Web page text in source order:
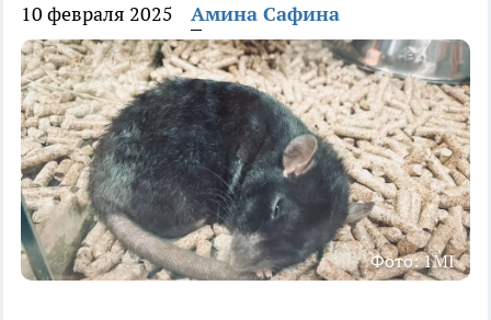
10 февраля 2025 Амина Сафина
Фото: 1MI